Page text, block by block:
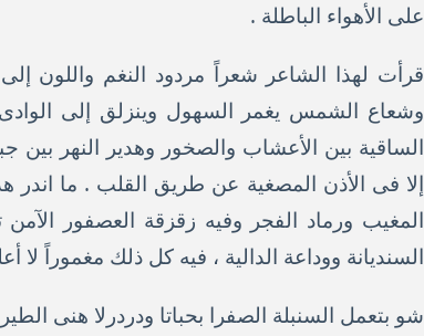
على الأهواء الباطلة .
قرأت لهذا الشاعر شعراً مردود النغم واللون
وشعاع الشمس يغمر السهول وينزلق إلى الوادى
الساقية بين الأعشاب والصخور وهدير النهر بين
إلا فى الأذن المصغية عن طريق القلب . ما اندر
المغيب ورماد الفجر وفيه زقزقة العصفور
السنديانة ووداعة الدالية ، فيه كل ذلك مغموراً لا
شو بتعمل السنبلة الصفرا بحباتا ودردرلا هنى الطير